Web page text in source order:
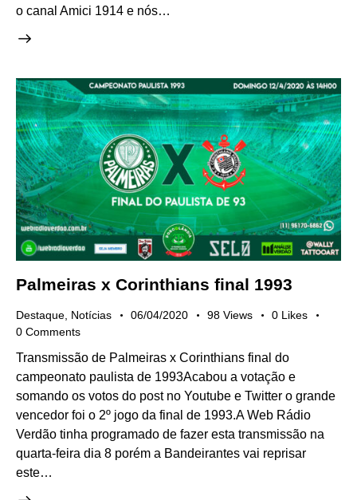
o canal Amici 1914 e nós…
Palmeiras x Corinthians final 1993
Destaque Notícias 06/04/2020 98 Views 0 Likes
0 Comments
Transmissão de Palmeiras x Corinthians final do
campeonato paulista de 1993Acabou a votação e
somando os votos do post no Youtube e Twitter o grande
vencedor foi o 2º jogo da final de 1993.A Web Rádio
Verdão tinha programado de fazer esta transmissão na
quarta-feira dia 8 porém a Bandeirantes vai reprisar
este…